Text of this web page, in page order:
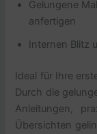
Gelungene
anfertigen
Internen Blitz
Ideal für Ihre
Durch die
Anleitungen,
Übersichten